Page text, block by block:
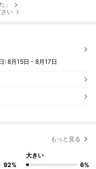
」
い
:8月15日 - 8月17日
もっと見る
92%
大きい
6%